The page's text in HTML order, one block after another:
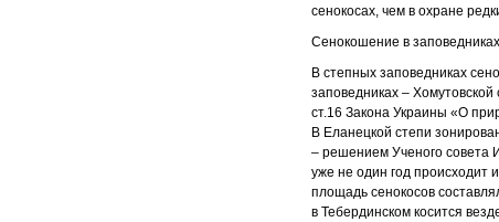
сенокосах, чем в охране
Сенокошение в
В степных заповедниках
заповедниках –
ст.16 Закона Украины «О
В Еланецкой степи
– решением Ученого совета
уже не один год происходит
площадь сенокосов
в Тебердинском косится